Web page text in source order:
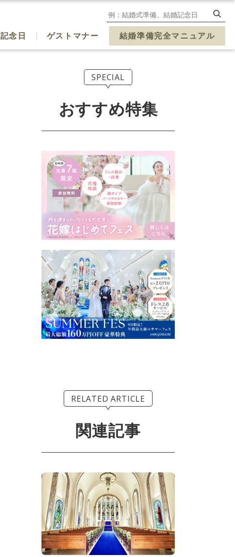
記念日 ゲストマナー 結婚準備完全マニュアル
SPECIAL
おすすめ特集
RELATED ARTICLE
関連記事